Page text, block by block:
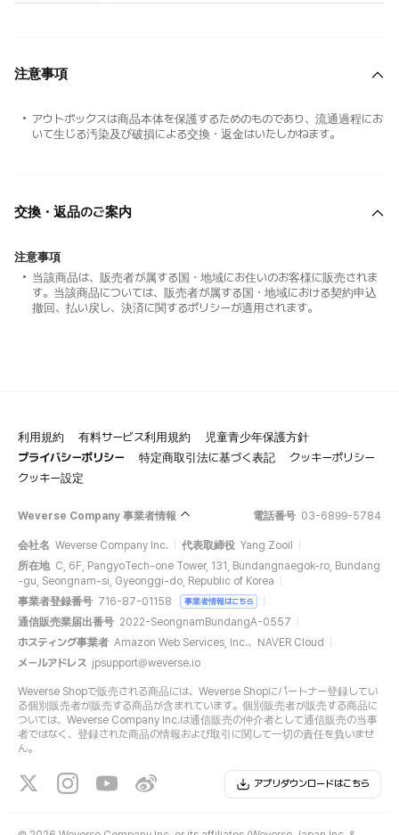
注意事項
アウトボックスは商品本体を保護するためのものであり、流通過程にお
いて生じる汚染及び破損による交換・返金はいたしかねます。
交換・返品のご案内
注意事項
当該商品は、販売者が属する国・地域にお住いのお客様に販売されま
す。当該商品については、販売者が属する国・地域における契約申込
撤回、払い戻し、決済に関するポリシーが適用されます。
利用規約 有料サービス利用規約
児童青少年保護方針
プライバシーポリシー
特定商取引法に基づく表記
クッキーポリシー
クッキー設定
Weverse Company 事業者情報 電話番号 03-6899-5784
会社名 Weverse Company Inc. 代表取締役 Yang Zooil
所在地 C, 6F, PangyoTech-one Tower, 131, Bundangnaegok-ro, Bundang
-gu, Seongnam-si, Gyeonggi-do, Republic of Korea
事業者登録番号 716-87-01158 事業者情報はこちら
通信販売業届出番号 2022-SeongnamBundangA-0557
ホスティング事業者 Amazon Web Services, Inc.、NAVER Cloud
メールアドレス jpsupport@weverse.io
Weverse Shopで販売される商品には、Weverse Shopにパートナー登録してい
る個別販売者が販売する商品が含まれています。個別販売者が販売する商品に
ついては、Weverse Company Inc.は通信販売の仲介者として通信販売の当事
者ではなく、登録された商品の情報および取引に関して一切の責任を負いませ
ん。
アプリダウンロードはこちら